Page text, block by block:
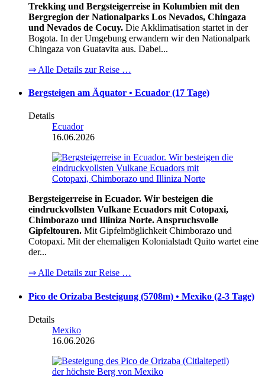
Trekking und Bergsteigerreise in Kolumbien mit den
Bergregion der Nationalparks Los Nevados, Chingaza
und Nevados de Cocuy. Die Akklimatisation startet in der
Bogota. In der Umgebung erwandern wir den Nationalpark
Chingaza von Guatavita aus. Dabei...
⇒ Alle Details zur Reise …
Bergsteigen am Äquator • Ecuador (17 Tage)
Details
Ecuador
16.06.2026
Bergsteigerreise in Ecuador. Wir besteigen die
eindruckvollsten Vulkane Ecuadors mit Cotopaxi,
Chimborazo und Illiniza Norte. Anspruchsvolle
Gipfeltouren. Mit Gipfelmöglichkeit Chimborazo und
Cotopaxi. Mit der ehemaligen Kolonialstadt Quito wartet eine
der...
⇒ Alle Details zur Reise …
Pico de Orizaba Besteigung (5708m) • Mexiko (2-3 Tage)
Details
Mexiko
16.06.2026